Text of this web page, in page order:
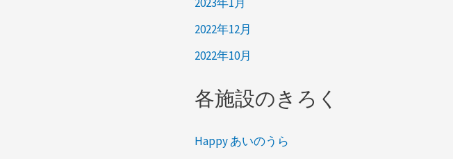
2023年1月
2022年12月
2022年10月
各施設のきろく
Happy あいのうら